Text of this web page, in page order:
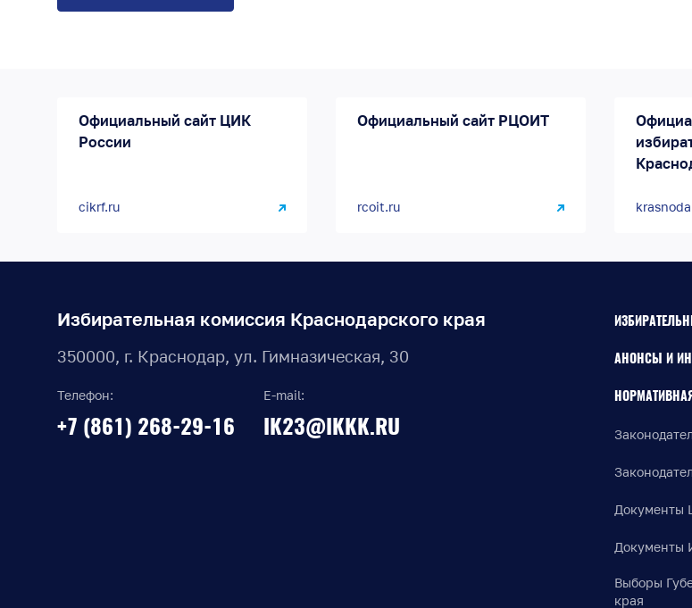
Официальный сайт ЦИК
России
cikrf.ru
Официальный сайт РЦОИТ
rcoit.ru
Избирательная комиссия Краснодарского края
350000, г. Краснодар, ул. Гимназическая, 30
Телефон:
+7 (861) 268-29-16
E-mail:
IK23@IKKK.RU
АНОНСЫ И
Документы
Документы
Выборы
края